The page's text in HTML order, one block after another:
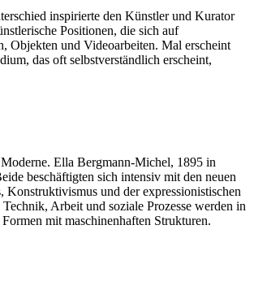
inspirierte den Künstler und Kurator
Positionen, die sich auf
Objekten und Videoarbeiten. Mal erscheint
das oft selbstverständlich erscheint,
Ella Bergmann-Michel, 1895 in
beschäftigten sich intensiv mit den neuen
und der expressionistischen
Arbeit und soziale Prozesse werden in
mit maschinenhaften Strukturen.